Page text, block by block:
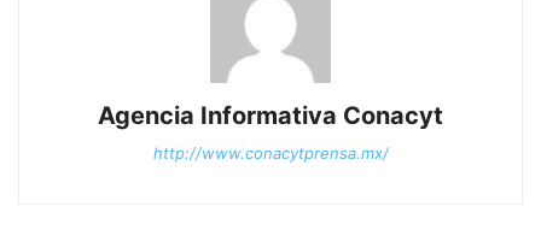
Agencia Informativa Conacyt
http://www.conacytprensa.mx/